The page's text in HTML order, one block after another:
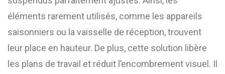
éléments rarement utilisés, comme les appareils
saisonniers ou la vaisselle de réception, trouvent
leur place en hauteur. De plus, cette solution libère
les plans de travail et réduit l’encombrement visuel. Il